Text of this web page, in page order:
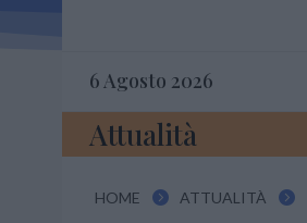
6 Agosto 2026
Attualità
HOME  ATTUALITÀ 